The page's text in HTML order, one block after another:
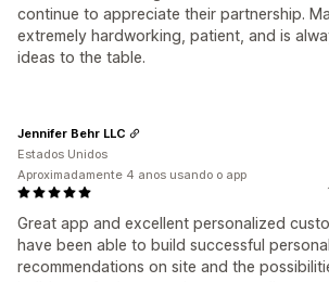
continue to appreciate their partnership.
extremely hardworking, patient, and is
ideas to the table.
Great app and excellent personalized
have been able to build successful
recommendations on site and the
Jennifer Behr LLC
Estados Unidos
Aproximadamente 4 anos usando o app